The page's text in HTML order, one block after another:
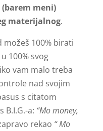
meni)
materijalnog.
možeš 100% birati
100% svog
vam malo treba
nad svojim
s citatom
B.I.G.-a: “Mo money,
rekao “ Mo